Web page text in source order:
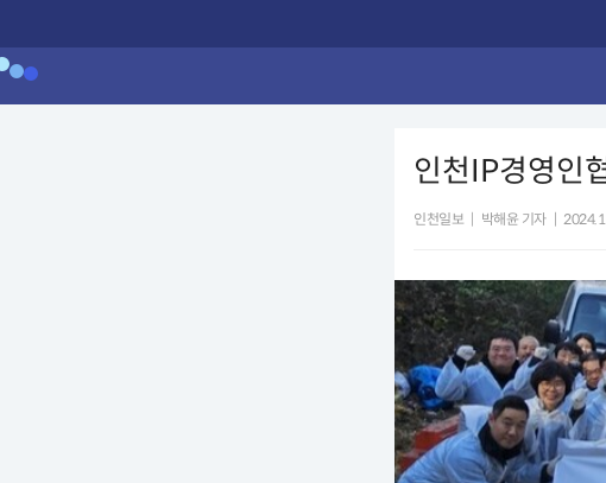
인천IP경영인
인천일보 박해윤 기자